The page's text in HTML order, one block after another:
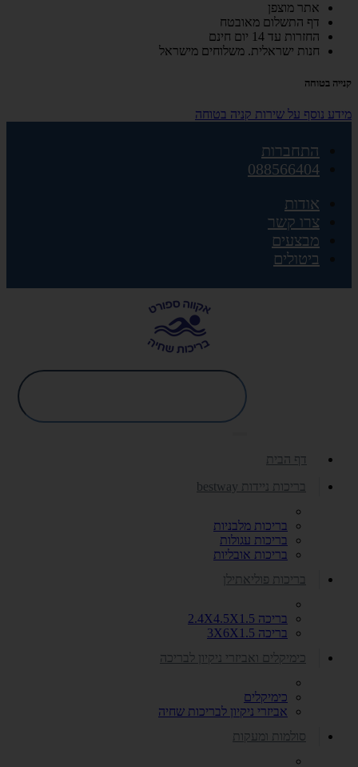
אתר מוצפן
דף התשלום מאובטח
החזרות עד 14 יום חינם
חנות ישראלית. משלוחים מישראל
קנייה בטוחה
מידע נוסף על שירות קניה בטוחה
התחברות
088566404
אודות
צרו קשר
מבצעים
ביטולים
דף הבית
בריכות ניידות bestway
בריכות מלבניות
בריכות עגולות
בריכות אובליות
בריכות פוליאתילן
בריכה 2.4X4.5X1.5
בריכה 3X6X1.5
כימיקלים ואביזרי ניקיון לבריכה
כימיקלים
אביזרי ניקיון לבריכות שחיה
סולמות ומעקות